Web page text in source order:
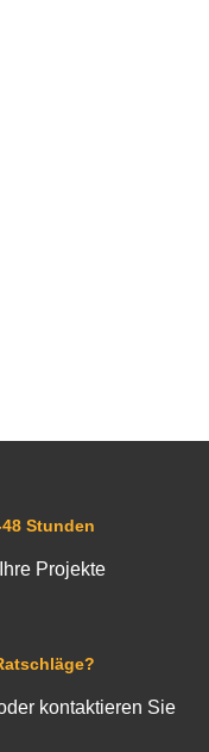
kontaktieren Sie
Stunden
Projekte